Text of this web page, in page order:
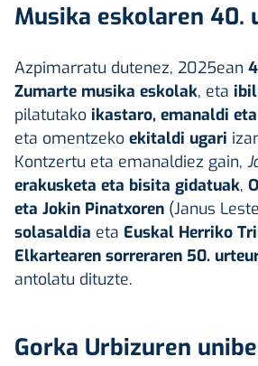
Musika eskolaren 40.
Azpimarratu dutenez, 2025ean
Zumarte musika eskolak, eta
pilatutako ikastaro, emanaldi
eta omentzeko ekitaldi ugari
Kontzertu eta emanaldiez gain,
erakusketa eta bisita gidatuak,
eta Jokin Pinatxoren (Janus
solasaldia eta Euskal Herriko
Elkartearen sorreraren 50.
antolatu dituzte.
Gorka Urbizuren